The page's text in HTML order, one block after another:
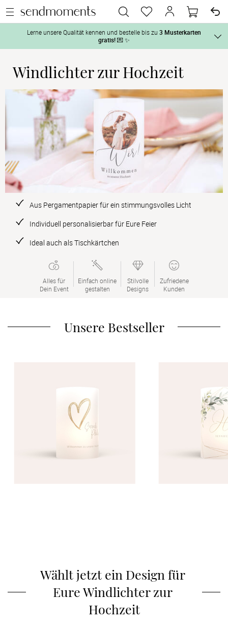
Nach der
Lerne unsere Qualität kennen und bestelle bis zu 3 Musterkarten
gratis!💌 ✨
Und so geht‘s:
2. Aktiviere „kostenlose Musterkarte“ auf der jeweiligen
Produktseite und lasse Dir die Karten kostenlos per Post zusenden.
Windlichter zur Hochzeit
Aus Pergamentpapier für ein stimmungsvolles Licht
Individuell personalisierbar für Eure Feier
Ideal auch als Tischkärtchen
Alles für
Dein Event
Einfach online
gestalten
Stilvolle
Designs
Zufriedene
Kunden
Unsere Bestseller
Wählt jetzt ein Design für
Eure Windlichter zur
Hochzeit